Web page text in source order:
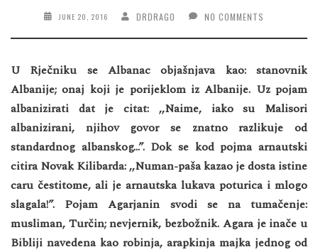
JUNE 20, 2016 DRDRAGO NO COMMENTS
U Rječniku se Albanac objašnjava kao: stanovnik
Albanije; onaj koji je porijeklom iz Albanije. Uz pojam
albanizirati dat je citat: ,,Naime, iako su Malisori
albanizirani, njihov govor se znatno razlikuje od
standardnog albanskog…”. Dok se kod pojma arnautski
citira Novak Kilibarda: ,,Numan-paša kazao je dosta istine
caru čestitome, ali je arnautska lukava poturica i mlogo
slagala!”. Pojam Agarjanin svodi se na tumačenje:
musliman, Turčin; nevjernik, bezbožnik. Agara je inače u
Bibliji navedena kao robinja, arapkinja majka jednog od